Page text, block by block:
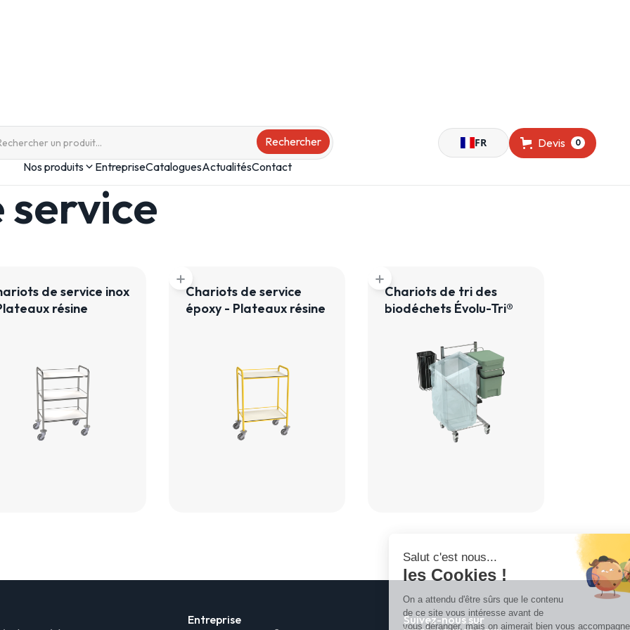
FR Devis 0
Nos produits EntrepriseCataloguesActualitésContact
service
de service inox
résine
Chariots de service
époxy - Plateaux résine
add
Chariots de tri des
biodéchets Évolu-Tri®
add
Entreprise
Suivez-nous sur